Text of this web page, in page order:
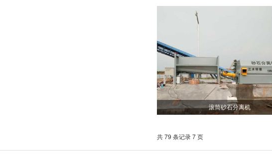
滚筒砂石分离机
共 79 条记录 7 页